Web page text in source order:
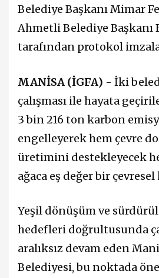
Belediye Başkanı Mimar
Ahmetli Belediye Başkanı
tarafından protokol
MANİSA (İGFA) - İki
çalışması ile hayata
3 bin 216 ton karbon
engelleyerek hem çevre
üretimini destekleyecek
ağaca eş değer bir
Yeşil dönüşüm ve
hedefleri doğrultusunda
aralıksız devam eden
Belediyesi, bu noktada